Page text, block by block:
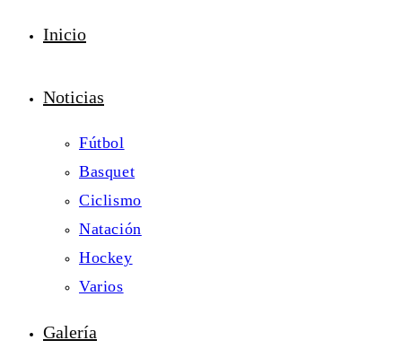
Inicio
Noticias
Fútbol
Basquet
Ciclismo
Natación
Hockey
Varios
Galería